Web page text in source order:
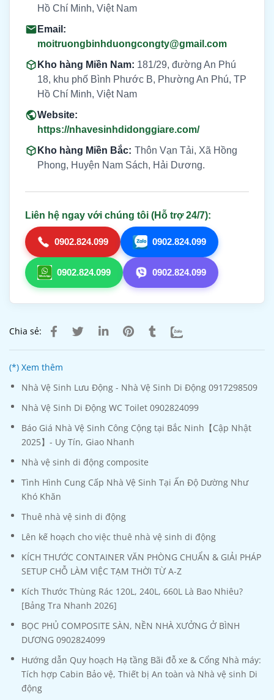
Hồ Chí Minh, Việt Nam
Email:
moitruongbinhduongcongty@gmail.com
Kho hàng Miền Nam: 181/29, đường An Phú
18, khu phố Bình Phước B, Phường An Phú, TP
Hồ Chí Minh, Việt Nam
Website:
https://nhavesinhdidonggiare.com/
Kho hàng Miền Bắc: Thôn Vạn Tải, Xã Hồng
Phong, Huyện Nam Sách, Hải Dương.
Liên hệ ngay với chúng tôi (Hỗ trợ 24/7):
0902.824.099 0902.824.099
0902.824.099 0902.824.099
Chia sẻ:
(*) Xem thêm
Nhà Vệ Sinh Lưu Động - Nhà Vệ Sinh Di Động 0917298509
Nhà Vệ Sinh Di Động WC Toilet 0902824099
Báo Giá Nhà Vệ Sinh Công Cộng tại Bắc Ninh【Cập Nhật
2025】- Uy Tín, Giao Nhanh
Nhà vệ sinh di động composite
Tình Hình Cung Cấp Nhà Vệ Sinh Tại Ấn Độ Dường Như
Khó Khăn
Thuê nhà vệ sinh di động
Lên kế hoạch cho việc thuê nhà vệ sinh di động
KÍCH THƯỚC CONTAINER VĂN PHÒNG CHUẨN & GIẢI PHÁP
SETUP CHỖ LÀM VIỆC TẠM THỜI TỪ A-Z
Kích Thước Thùng Rác 120L, 240L, 660L Là Bao Nhiêu?
[Bảng Tra Nhanh 2026]
BỌC PHỦ COMPOSITE SÀN, NỀN NHÀ XƯỞNG Ở BÌNH
DƯƠNG 0902824099
Hướng dẫn Quy hoạch Hạ tầng Bãi đỗ xe & Cổng Nhà máy:
Tích hợp Cabin Bảo vệ, Thiết bị An toàn và Nhà vệ sinh Di
động